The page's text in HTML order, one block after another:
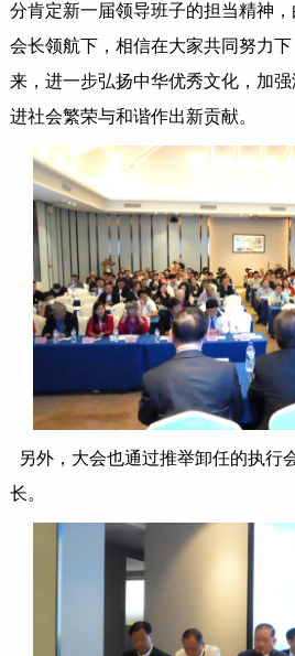
分肯定新一届领导班子的担当精神
会长领航下，相信在大家共同努力
来，进一步弘扬中华优秀文化，加
进社会繁荣与和谐作出新贡献。
另外，大会也通过推举卸任的执行
长。